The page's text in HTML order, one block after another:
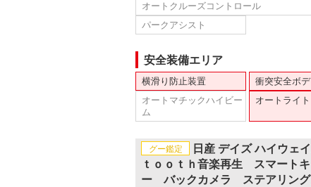
オートクルーズコントロール
パークアシスト
安全装備エリア
横滑り防止装置 衝突安全ボデ
オートマチックハイビー
ム
オートライト
グー鑑定
日産 デイズ ハイウ
ｔｏｏｔｈ音楽再生 スマート
ー バックカメラ ステアリン